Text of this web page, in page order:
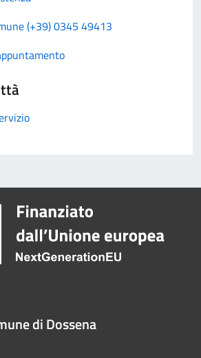
(+39) 0345 49413
di Dossena